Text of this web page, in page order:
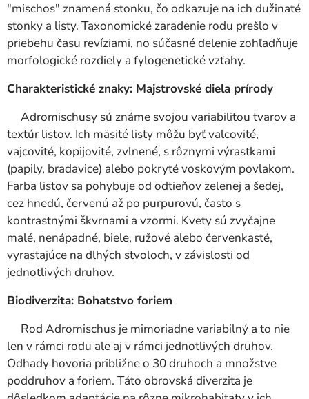
"mischos" znamená stonku, čo odkazuje na ich dužinaté
stonky a listy. Taxonomické zaradenie rodu prešlo v
priebehu času revíziami, no súčasné delenie zohľadňuje
morfologické rozdiely a fylogenetické vzťahy.
Charakteristické znaky: Majstrovské diela prírody
Adromischusy sú známe svojou variabilitou tvarov a
textúr listov. Ich mäsité listy môžu byť valcovité,
vajcovité, kopijovité, zvlnené, s rôznymi výrastkami
(papily, bradavice) alebo pokryté voskovým povlakom.
Farba listov sa pohybuje od odtieňov zelenej a šedej,
cez hnedú, červenú až po purpurovú, často s
kontrastnými škvrnami a vzormi. Kvety sú zvyčajne
malé, nenápadné, biele, ružové alebo červenkasté,
vyrastajúce na dlhých stvoloch, v závislosti od
jednotlivých druhov.
Biodiverzita: Bohatstvo foriem
Rod Adromischus je mimoriadne variabilný a to nie
len v rámci rodu ale aj v rámci jednotlivých druhov.
Odhady hovoria približne o 30 druhoch a množstve
poddruhov a foriem. Táto obrovská diverzita je